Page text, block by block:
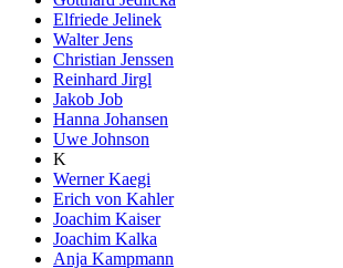
Elfriede Jelinek
Walter Jens
Christian Jenssen
Reinhard Jirgl
Jakob Job
Hanna Johansen
Uwe Johnson
K
Werner Kaegi
Erich von Kahler
Joachim Kaiser
Joachim Kalka
Anja Kampmann